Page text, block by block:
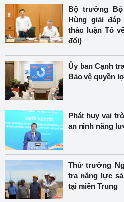
Bộ trưởng Bộ
Hùng giải
thảo luận Tổ
đổi)
Ủy ban Cạnh
Bảo vệ quyền
Phát huy vai
an ninh năng
Thứ trưởng
tra năng lực
tại miền Trung